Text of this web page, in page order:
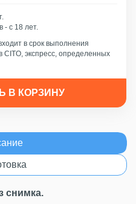
- с 18 лет.
в срок выполнения
CITO, экспресс, определенных
В КОРЗИНУ
снимка.